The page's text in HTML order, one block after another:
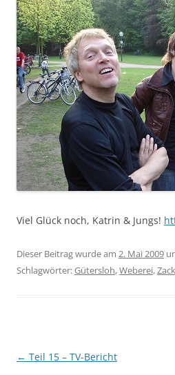
Viel Glück noch, Katrin & Jungs!
Dieser Beitrag wurde am 2. Mai 2009
Schlagwörter:Gütersloh,Weberei,
Beitragsnavigation
← Teil 15 – TV-Bericht